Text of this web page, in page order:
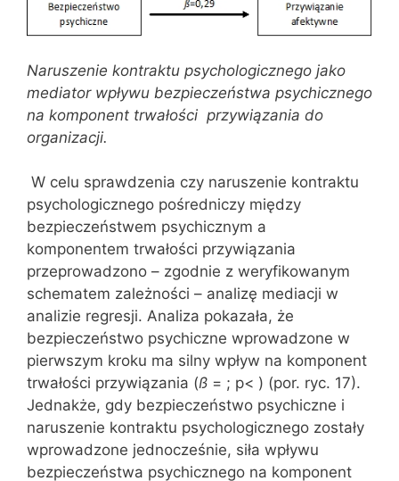
Naruszenie kontraktu psychologicznego jako
mediator wpływu bezpieczeństwa psychicznego
na komponent trwałości przywiązania do
organizacji.
W celu sprawdzenia czy naruszenie kontraktu
psychologicznego pośredniczy między
bezpieczeństwem psychicznym a
komponentem trwałości przywiązania
przeprowadzono – zgodnie z weryfikowanym
schematem zależności – analizę mediacji w
analizie regresji. Analiza pokazała, że
bezpieczeństwo psychiczne wprowadzone w
pierwszym kroku ma silny wpływ na komponent
trwałości przywiązania (ß = ; p< ) (por. ryc. 17).
Jednakże, gdy bezpieczeństwo psychiczne i
naruszenie kontraktu psychologicznego zostały
wprowadzone jednocześnie, siła wpływu
bezpieczeństwa psychicznego na komponent